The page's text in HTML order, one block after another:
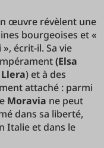
œuvre révèlent une
bourgeoises et «
», écrit-il. Sa vie
(Elsa
) et à des
attaché : parmi
Moravia ne peut
dans sa liberté,
Italie et dans le